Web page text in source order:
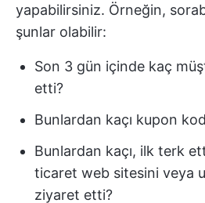
yapabilirsiniz. Örneğin,
şunlar olabilir:
Son 3 gün içinde kaç
etti?
Bunlardan kaçı kupon
Bunlardan kaçı, ilk terk
ticaret web sitesini veya
ziyaret etti?